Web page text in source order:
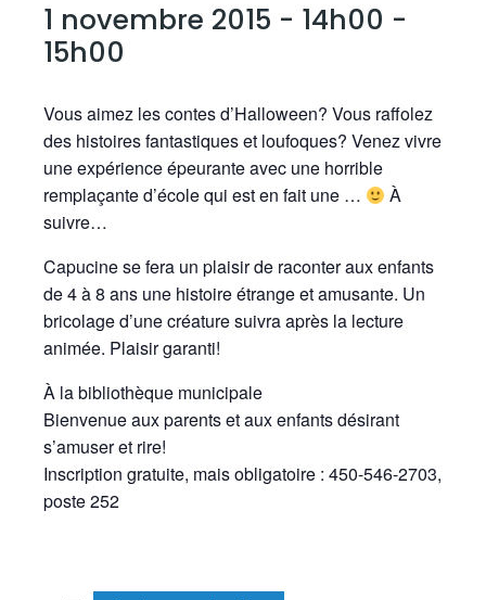
1 novembre 2015 - 14h00 -
15h00
Vous aimez les contes d’Halloween? Vous raffolez
des histoires fantastiques et loufoques? Venez vivre
une expérience épeurante avec une horrible
remplaçante d’école qui est en fait une …
À
suivre…
Capucine se fera un plaisir de raconter aux enfants
de 4 à 8 ans une histoire étrange et amusante. Un
bricolage d’une créature suivra après la lecture
animée. Plaisir garanti!
À la bibliothèque municipale
Bienvenue aux parents et aux enfants désirant
s’amuser et rire!
Inscription gratuite, mais obligatoire : 450-546-2703,
poste 252